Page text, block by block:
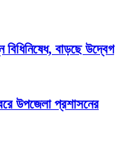
বিধিনিষেধ, বাড়ছে উদ্বেগ
উপজেলা প্রশাসনের